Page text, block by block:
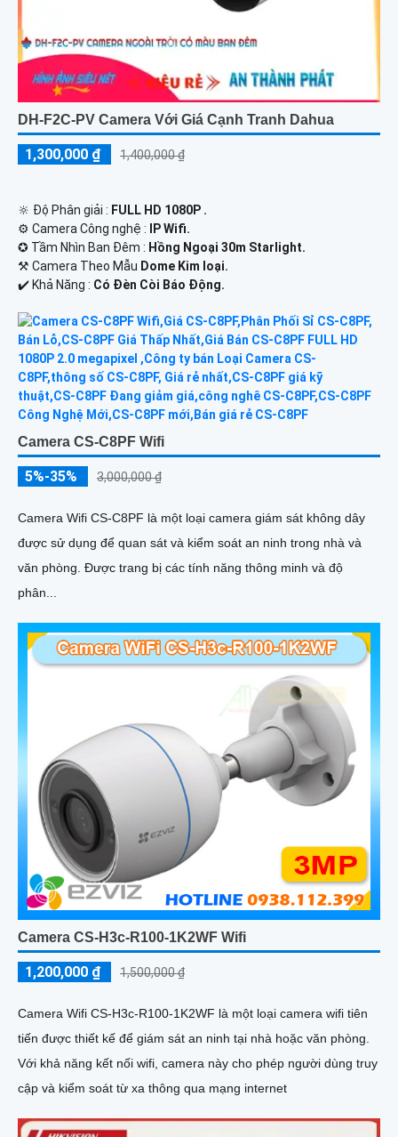
DH-F2C-PV Camera Với Giá Cạnh Tranh Dahua
1,300,000 ₫ 1,400,000 ₫
🔆 Độ Phân giải : FULL HD 1080P .
⚙ Camera Công nghệ :
IP Wifi.
✪ Tầm Nhìn Ban Đêm : Hồng Ngoại 30m Starlight.
⚒ Camera Theo Mẫu Dome Kim loại.
️✔️ Khả Năng : Có Ðèn Còi Báo Động.
Camera CS-C8PF Wifi
5%-35% 3,000,000 ₫
Camera Wifi CS-C8PF là một loại camera giám sát không dây
được sử dụng để quan sát và kiểm soát an ninh trong nhà và
văn phòng. Được trang bị các tính năng thông minh và độ
phân...
Camera CS-H3c-R100-1K2WF Wifi
1,200,000 ₫ 1,500,000 ₫
Camera Wifi CS-H3c-R100-1K2WF là một loại camera wifi tiên
tiến được thiết kế để giám sát an ninh tại nhà hoặc văn phòng.
Với khả năng kết nối wifi, camera này cho phép người dùng truy
cập và kiểm soát từ xa thông qua mạng internet